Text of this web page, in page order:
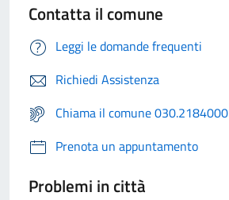
Contatta il comune
Leggi le domande frequenti
Richiedi Assistenza
Chiama il comune 030.2184000
Prenota un appuntamento
Problemi in città